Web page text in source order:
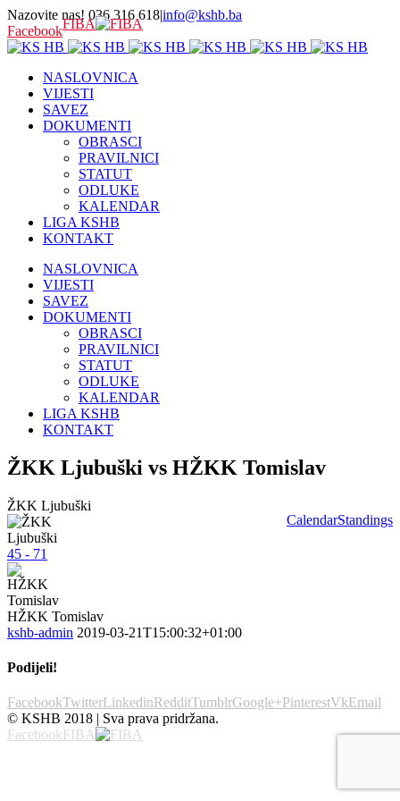
Nazovite nas! 036 316 618|info@kshb.ba
FacebookFIBA
NASLOVNICA
VIJESTI
SAVEZ
DOKUMENTI
OBRASCI
PRAVILNICI
STATUT
ODLUKE
KALENDAR
LIGA KSHB
KONTAKT
NASLOVNICA
VIJESTI
SAVEZ
DOKUMENTI
OBRASCI
PRAVILNICI
STATUT
ODLUKE
KALENDAR
LIGA KSHB
KONTAKT
ŽKK Ljubuški vs HŽKK Tomislav
CalendarStandings
ŽKK Ljubuški
45 - 71
HŽKK Tomislav
kshb-admin 2019-03-21T15:00:32+01:00
Podijeli!
FacebookTwitterLinkedinRedditTumblrGoogle+PinterestVkEmail
© KSHB 2018 | Sva prava pridržana.
FacebookFIBA